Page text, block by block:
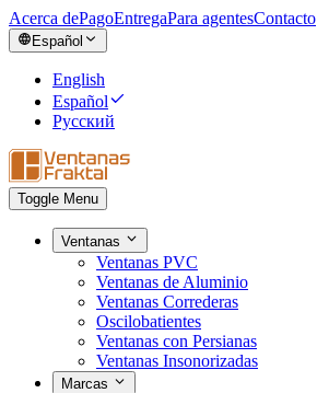
Acerca dePagoEntregaPara agentesContacto
Español
English
Español
Русский
Toggle Menu
Ventanas
Ventanas PVC
Ventanas de Aluminio
Ventanas Correderas
Oscilobatientes
Ventanas con Persianas
Ventanas Insonorizadas
Marcas